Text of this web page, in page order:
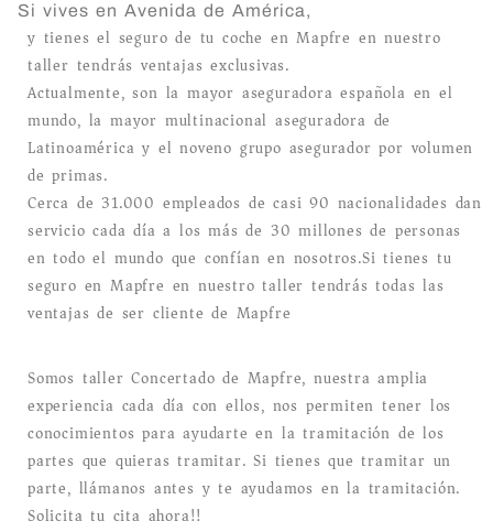
Si vives en Avenida de América,
y tienes el seguro de tu coche en Mapfre en nuestro
taller tendrás ventajas exclusivas.
Actualmente, son la mayor aseguradora española en el
mundo, la mayor multinacional aseguradora de
Latinoamérica y el noveno grupo asegurador por volumen
de primas.
Cerca de 31.000 empleados de casi 90 nacionalidades dan
servicio cada día a los más de 30 millones de personas
en todo el mundo que confían en nosotros.Si tienes tu
seguro en Mapfre en nuestro taller tendrás todas las
ventajas de ser cliente de Mapfre
Somos taller Concertado de Mapfre, nuestra amplia
experiencia cada día con ellos, nos permiten tener los
conocimientos para ayudarte en la tramitación de los
partes que quieras tramitar. Si tienes que tramitar un
parte, llámanos antes y te ayudamos en la tramitación.
Solicita tu cita ahora!!